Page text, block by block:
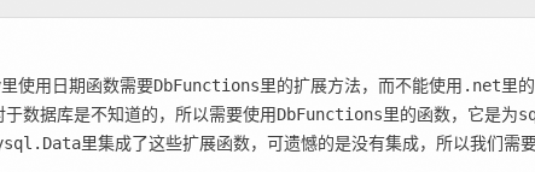
用日期函数需要DbFunctions里的扩展方法，而不能使用.net里的
数据库是不知道的，所以需要使用DbFunctions里的函数，它是
里集成了这些扩展函数，可遗憾的是没有集成，所以我们需要